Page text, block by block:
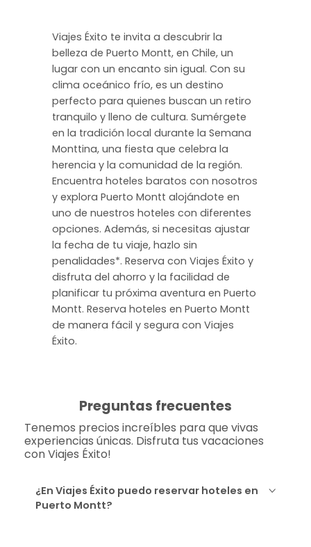
Viajes Éxito te invita a descubrir la
belleza de Puerto Montt, en Chile, un
lugar con un encanto sin igual. Con su
clima oceánico frío, es un destino
perfecto para quienes buscan un retiro
tranquilo y lleno de cultura. Sumérgete
en la tradición local durante la Semana
Monttina, una fiesta que celebra la
herencia y la comunidad de la región.
Encuentra hoteles baratos con nosotros
y explora Puerto Montt alojándote en
uno de nuestros hoteles con diferentes
opciones. Además, si necesitas ajustar
la fecha de tu viaje, hazlo sin
penalidades*. Reserva con Viajes Éxito y
disfruta del ahorro y la facilidad de
planificar tu próxima aventura en Puerto
Montt. Reserva hoteles en Puerto Montt
de manera fácil y segura con Viajes
Éxito.
Preguntas frecuentes
Tenemos precios increíbles para que vivas
experiencias únicas. Disfruta tus vacaciones
con Viajes Éxito!
¿En Viajes Éxito puedo reservar hoteles en
Puerto Montt?